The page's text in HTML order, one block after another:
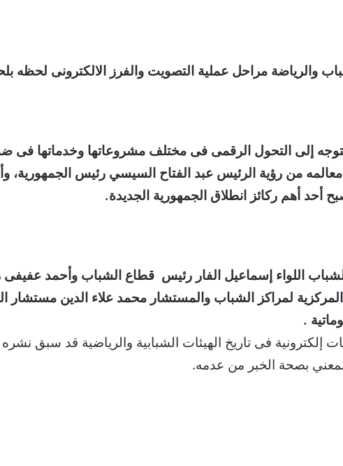
والرياضة مراحل عملية التصويت والفرز الالكترونى لحظه
تتوجه إلى التحول الرقمى فى مختلف مشروعاتها وخدماتها فى
من رؤية الرئيس عبد الفتاح السيسي رئيس الجمهورية،
أحد أهم ركائز انطلاق الجمهورية الجديدة.
الشباب اللواء إسماعيل الفار رئيس قطاع الشباب وأحمد
لمراكز الشباب والمستشار محمد علاء الدين مستشار
.
إلكترونية فى تاريخ الهيئات الشبابية والرياضية قد سبق
بصحة الخبر من عدمه.